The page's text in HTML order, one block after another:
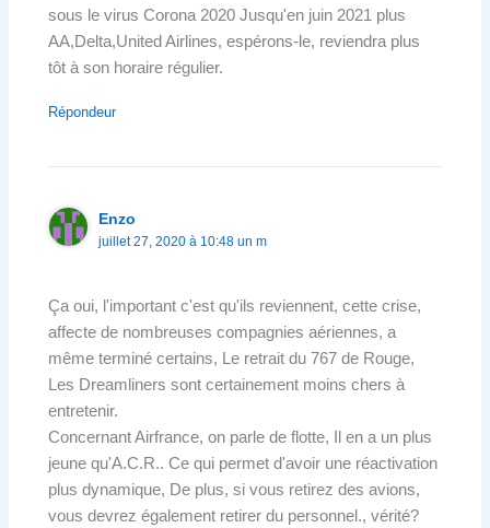
sous le virus Corona 2020 Jusqu'en juin 2021 plus
AA,Delta,United Airlines, espérons-le, reviendra plus
tôt à son horaire régulier.
Répondeur
Enzo
juillet 27, 2020 à 10:48 un m
Ça oui, l'important c'est qu'ils reviennent, cette crise,
affecte de nombreuses compagnies aériennes, a
même terminé certains, Le retrait du 767 de Rouge,
Les Dreamliners sont certainement moins chers à
entretenir.
Concernant Airfrance, on parle de flotte, Il en a un plus
jeune qu'A.C.R.. Ce qui permet d'avoir une réactivation
plus dynamique, De plus, si vous retirez des avions,
vous devrez également retirer du personnel., vérité?